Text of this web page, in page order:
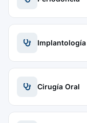
Implantología
Cirugía Oral